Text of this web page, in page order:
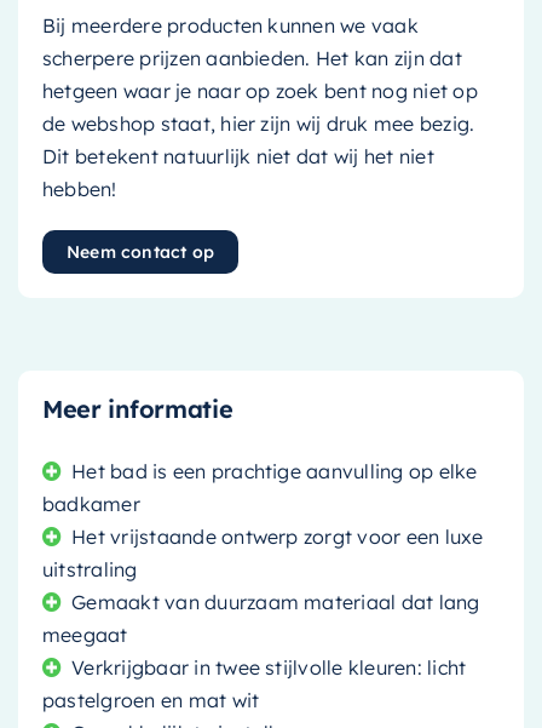
Bij meerdere producten kunnen we vaak
scherpere prijzen aanbieden. Het kan zijn dat
hetgeen waar je naar op zoek bent nog niet op
de webshop staat, hier zijn wij druk mee bezig.
Dit betekent natuurlijk niet dat wij het niet
hebben!
Neem contact op
Meer informatie
Het bad is een prachtige aanvulling op elke
badkamer
Het vrijstaande ontwerp zorgt voor een luxe
uitstraling
Gemaakt van duurzaam materiaal dat lang
meegaat
Verkrijgbaar in twee stijlvolle kleuren: licht
pastelgroen en mat wit